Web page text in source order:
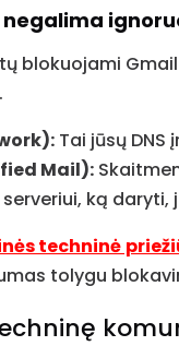
blokuojami
Tai jūsų
Mail):
ką daryti,
techninė
tolygu